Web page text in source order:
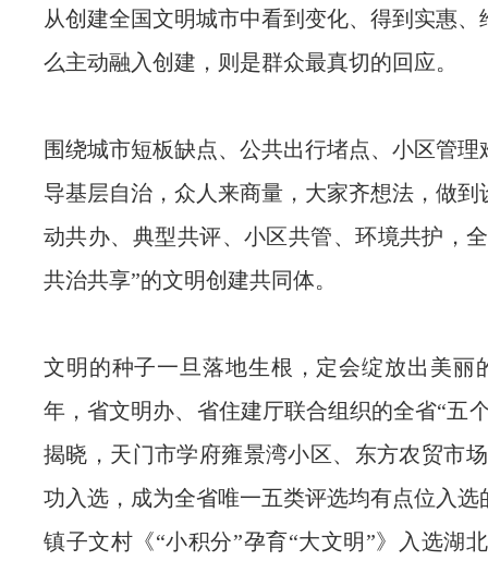
从创建全国文明城市中看到变化、得到实惠、
么主动融入创建，则是群众最真切的回应。
围绕城市短板缺点、公共出行堵点、小区管理
导基层自治，众人来商量，大家齐想法，做到
动共办、典型共评、小区共管、环境共护，
共治共享”的文明创建共同体。
文明的种子一旦落地生根，定会绽放出美丽
年，省文明办、省住建厅联合组织的全省“五
揭晓，天门市学府雍景湾小区、东方农贸市
功入选，成为全省唯一五类评选均有点位入选
镇子文村《“小积分”孕育“大文明”》入选湖